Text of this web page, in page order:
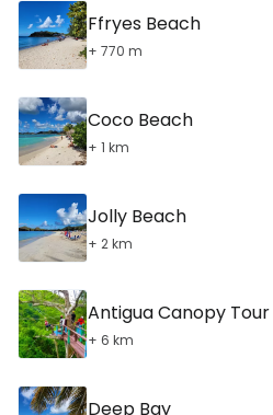
Ffryes Beach
+ 770 m
Coco Beach
+ 1 km
Jolly Beach
+ 2 km
Antigua Canopy Tour
+ 6 km
Deep Bay